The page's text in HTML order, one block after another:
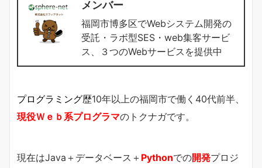
メンバー
福岡市博多区でWebシステム開発の
受託・ラボ型SES・web集客サービ
ス、３つのWebサービスを提供中
プログラミング歴10年以上の福岡市で働く40代前半、
現役Ｗｅｂ系プログラマのトクナガです。
現在はJava＋データベース＋ Pythonでの開発プロジ